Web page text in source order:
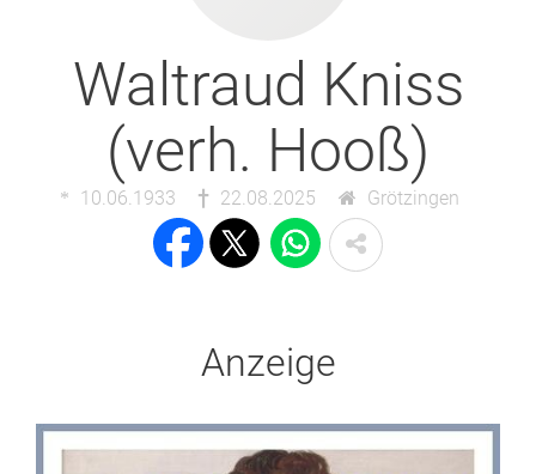
Waltraud Kniss
(verh. Hooß)
10.06.1933 22.08.2025 Grötzingen
Anzeige